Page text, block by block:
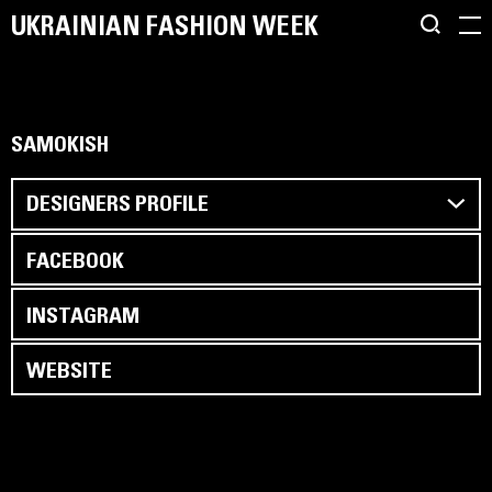
UKRAINIAN FASHION WEEK
SAMOKISH
DESIGNERS PROFILE
FACEBOOK
INSTAGRAM
WEBSITE